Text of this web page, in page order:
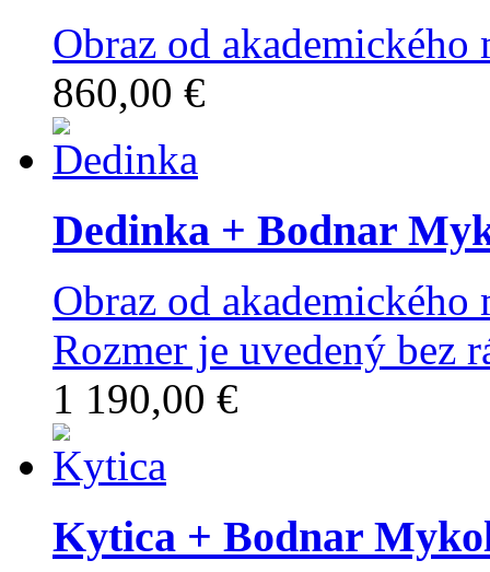
Obraz od
860,00 €
Dedinka + Bodnar
Obraz od
Rozmer je uvedený bez
1 190,00 €
Kytica + Bodnar